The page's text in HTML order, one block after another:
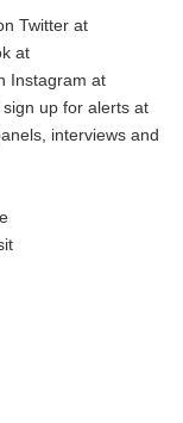
Twitter at
at
Instagram at
sign up for alerts at
interviews and